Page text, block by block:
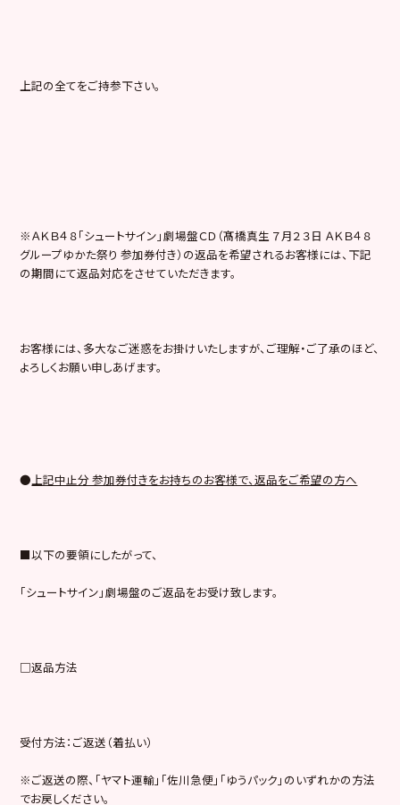
上記の全てをご持参下さい。
※ＡＫＢ４８「シュートサイン」劇場盤ＣＤ（髙橋真生 ７月２３日 ＡＫＢ４８
グループゆかた祭り 参加券付き）の返品を希望されるお客様には、下記
の期間にて返品対応をさせていただきます。
お客様には、多大なご迷惑をお掛けいたしますが、ご理解・ご了承のほど、
よろしくお願い申しあげます。
● 上記中止分 参加券付きをお持ちのお客様で、返品をご希望の方へ
■以下の要領にしたがって、
「シュートサイン」劇場盤のご返品をお受け致します。
□返品方法
受付方法：ご返送（着払い）
※ご返送の際、「ヤマト運輸」「佐川急便」「ゆうパック」のいずれかの方法
でお戻しください。